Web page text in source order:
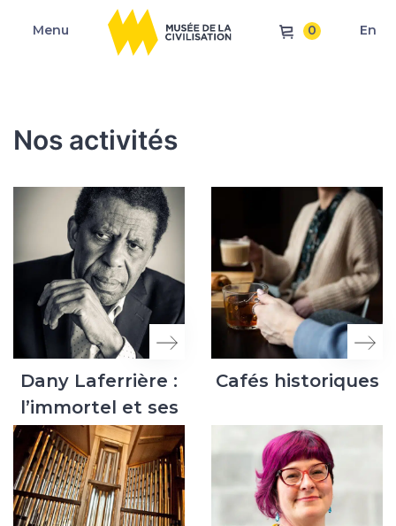
Menu 0 En
Nos activités
Dany Laferrière :
l’immortel et ses
50 ans de vie au
Québec
Cafés historiques